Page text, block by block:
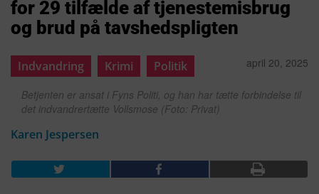
for 29 tilfælde af tjenestemisbrug
og brud på tavshedspligten
Indvandring Krimi Politik april 20, 2025
Betjenten er ansat i Fyns Politi, og han har tætte forbindelse til
det indvandrertætte Vollsmose (Foto: Privat)
Karen Jespersen